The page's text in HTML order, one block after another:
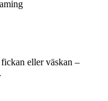
eller väskan –